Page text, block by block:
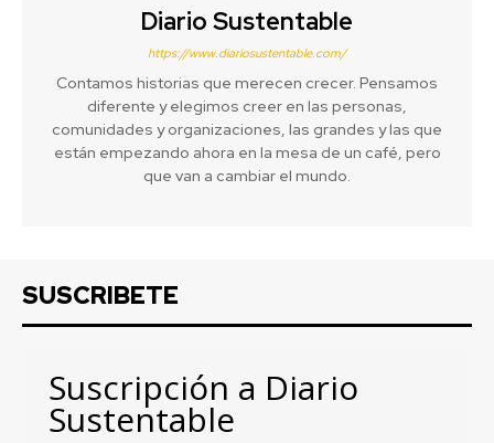
Diario Sustentable
https://www.diariosustentable.com/
Contamos historias que merecen crecer. Pensamos
diferente y elegimos creer en las personas,
comunidades y organizaciones, las grandes y las que
están empezando ahora en la mesa de un café, pero
que van a cambiar el mundo.
SUSCRIBETE
Suscripción a Diario
Sustentable